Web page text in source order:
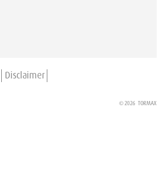
Disclaimer
© 2026 TORMAX